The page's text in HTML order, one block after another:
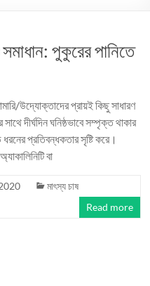
পুকুরের পানিতে
উদ্যোক্তাদের প্রায়ই কিছু সাধারণ
দীর্ঘদিন ঘনিষ্ঠভাবে সম্পৃক্ত থাকার
প্রতিবন্ধকতার সৃষ্টি করে।
বা
মাৎস্য চাষ
Read more